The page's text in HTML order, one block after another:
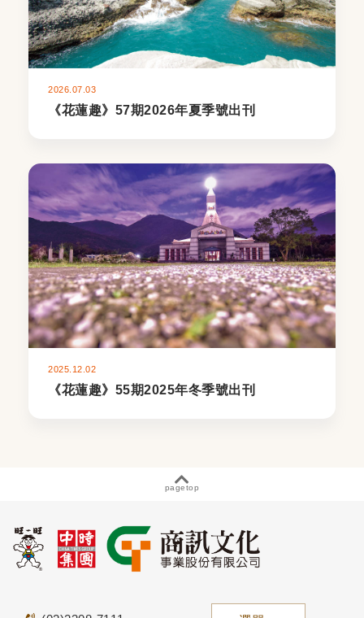
2026.07.03
《花蓮趣》57期2026年夏季號出刊
2025.12.02
《花蓮趣》55期2025年冬季號出刊
pagetop